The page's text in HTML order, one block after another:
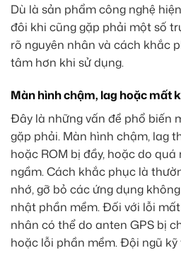
Dù là sản phẩm công nghệ
đôi khi cũng gặp phải một số
rõ nguyên nhân và cách khắc
tâm hơn khi sử dụng.
Màn hình chậm, lag hoặc mất
Đây là những vấn đề phổ biến
gặp phải. Màn hình chậm, lag
hoặc ROM bị đầy, hoặc do
ngầm. Cách khắc phục là
nhớ, gỡ bỏ các ứng dụng
nhật phần mềm. Đối với lỗi
nhân có thể do anten GPS bị
hoặc lỗi phần mềm. Đội ngũ